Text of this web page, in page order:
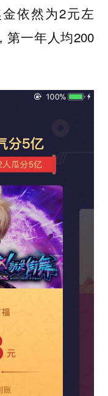
依然为2元左
第一年人均200